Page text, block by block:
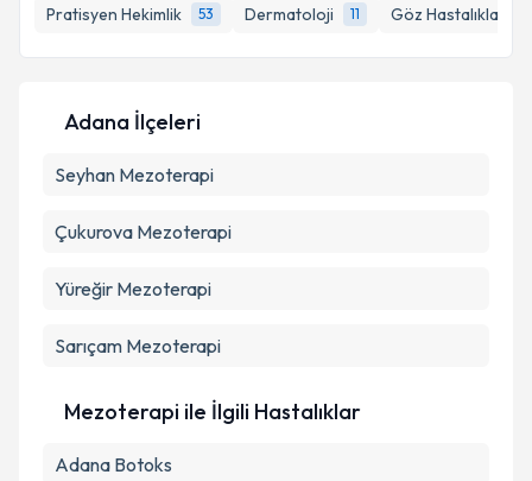
Pratisyen Hekimlik
53 Dermatoloji 11 Göz Hastalıkları
Kişisel verilerimin işlenmesine ilişkin
Metni
Takvim Talebini Gönder
Adana İlçeleri
Seyhan Mezoterapi
Çukurova Mezoterapi
Yüreğir Mezoterapi
Sarıçam Mezoterapi
Mezoterapi ile İlgili Hastalıklar
Adana Botoks